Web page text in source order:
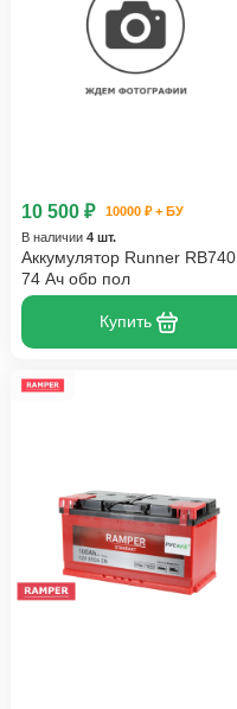
10 500 ₽
10000 ₽ + БУ
В наличии 4 шт.
Аккумулятор Runner RB740
74 Ач обр пол
Купить